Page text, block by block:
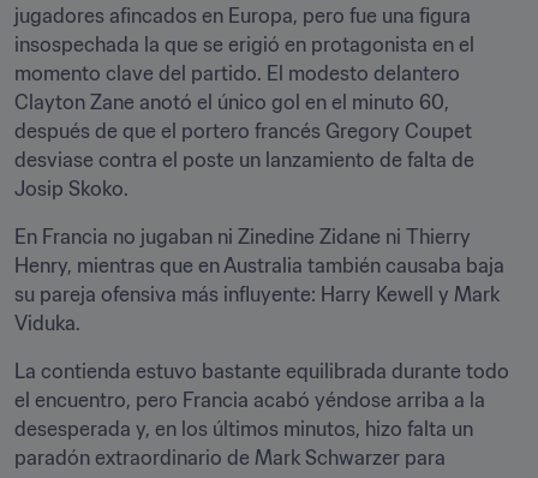
jugadores afincados en Europa, pero fue una figura
insospechada la que se erigió en protagonista en el
momento clave del partido. El modesto delantero
Clayton Zane anotó el único gol en el minuto 60,
después de que el portero francés Gregory Coupet
desviase contra el poste un lanzamiento de falta de
Josip Skoko.
En Francia no jugaban ni Zinedine Zidane ni Thierry
Henry, mientras que en Australia también causaba baja
su pareja ofensiva más influyente: Harry Kewell y Mark
Viduka.
La contienda estuvo bastante equilibrada durante todo
el encuentro, pero Francia acabó yéndose arriba a la
desesperada y, en los últimos minutos, hizo falta un
paradón extraordinario de Mark Schwarzer para